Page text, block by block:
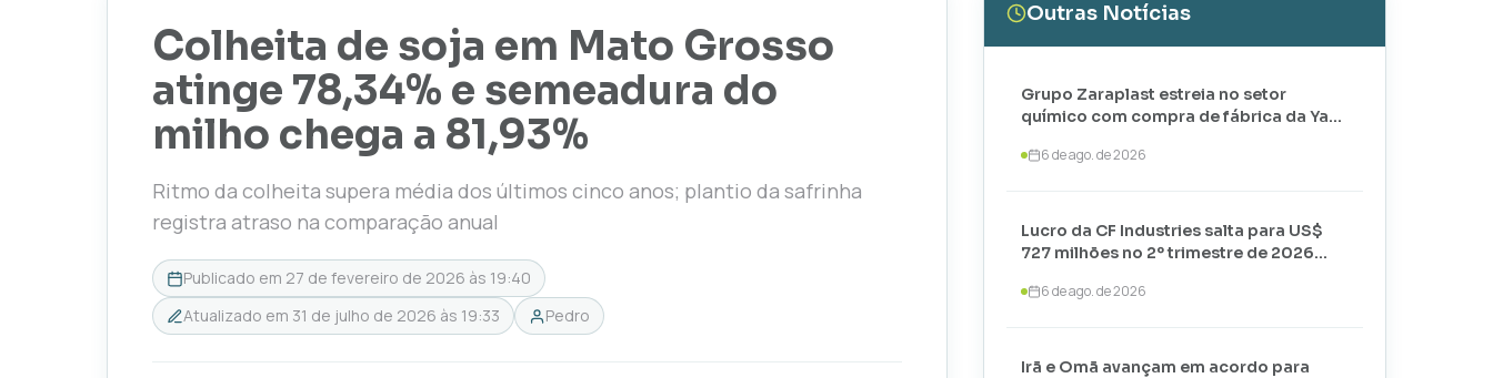
Colheita de soja em Mato Grosso
atinge 78,34% e semeadura do
milho chega a 81,93%
Ritmo da colheita supera média dos últimos cinco anos; plantio da safrinha
registra atraso na comparação anual
Publicado em 27 de fevereiro de 2026 às 19:40
Atualizado em 31 de julho de 2026 às 19:33 Pedro
Outras Notícias
Grupo Zaraplast estreia no setor
químico com compra de fábrica da Yara
6 de ago. de 2026
Lucro da CF Industries salta para US$
727 milhões no 2º trimestre de 2026
6 de ago. de 2026
Irã e Omã avançam em acordo para